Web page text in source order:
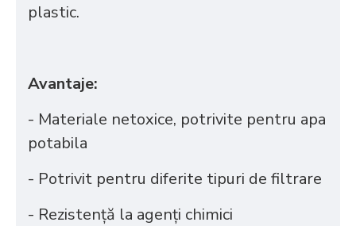
plastic.
Avantaje:
- Materiale netoxice, potrivite pentru apa
potabila
- Potrivit pentru diferite tipuri de filtrare
- Rezistență la agenți chimici